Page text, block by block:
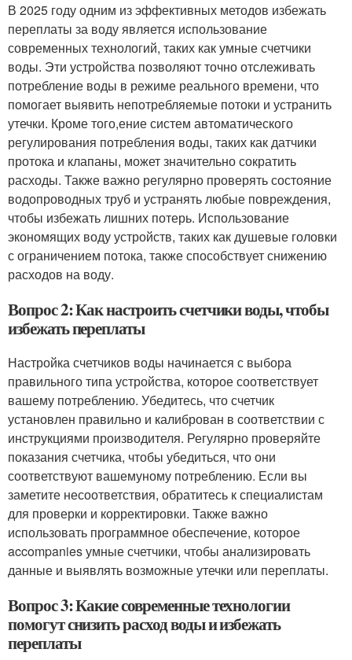
В 2025 году одним из эффективных методов избежать
переплаты за воду является использование
современных технологий, таких как умные счетчики
воды. Эти устройства позволяют точно отслеживать
потребление воды в режиме реального времени, что
помогает выявить непотребляемые потоки и устранить
утечки. Кроме того,ение систем автоматического
регулирования потребления воды, таких как датчики
протока и клапаны, может значительно сократить
расходы. Также важно регулярно проверять состояние
водопроводных труб и устранять любые повреждения,
чтобы избежать лишних потерь. Использование
экономящих воду устройств, таких как душевые головки
с ограничением потока, также способствует снижению
расходов на воду.
Вопрос 2: Как настроить счетчики воды, чтобы
избежать переплаты
Настройка счетчиков воды начинается с выбора
правильного типа устройства, которое соответствует
вашему потреблению. Убедитесь, что счетчик
установлен правильно и калиброван в соответствии с
инструкциями производителя. Регулярно проверяйте
показания счетчика, чтобы убедиться, что они
соответствуют вашемуному потреблению. Если вы
заметите несоответствия, обратитесь к специалистам
для проверки и корректировки. Также важно
использовать программное обеспечение, которое
accompanies умные счетчики, чтобы анализировать
данные и выявлять возможные утечки или переплаты.
Вопрос 3: Какие современные технологии
помогут снизить расход воды и избежать
переплаты